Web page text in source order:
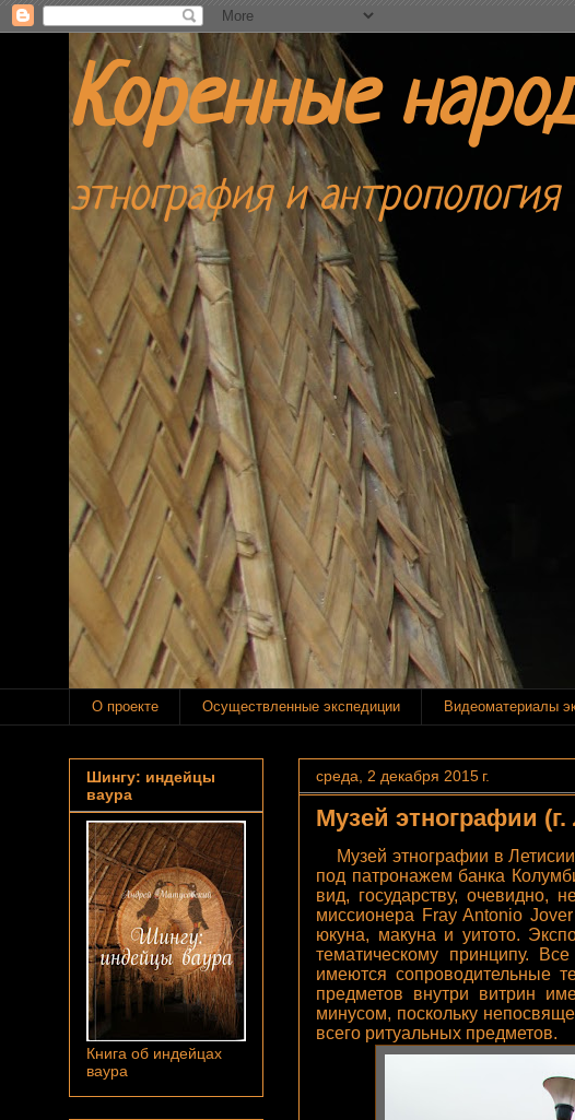
Коренные
этнография и антропология
О проекте Осуществленные экспедиции Видеоматериалы
среда, 2 декабря 2015 г.
Музей этнографии
Музей этнографии в
под патронажем банка
вид, государству, очевидно,
миссионера Fray Antonio
юкуна, макуна и уитото.
тематическому принципу.
имеются сопроводительные
предметов внутри витрин
минусом, поскольку
всего ритуальных предметов.
Шингу: индейцы
ваура
Книга об индейцах
ваура